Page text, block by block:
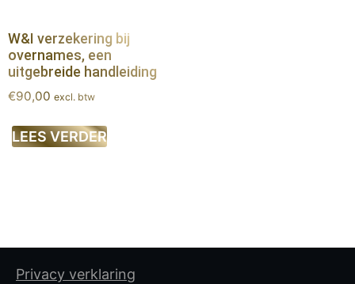
W&I verzekering bij
overnames, een
uitgebreide handleiding
€90,00 excl. btw
LEES VERDER
Privacy verklaring